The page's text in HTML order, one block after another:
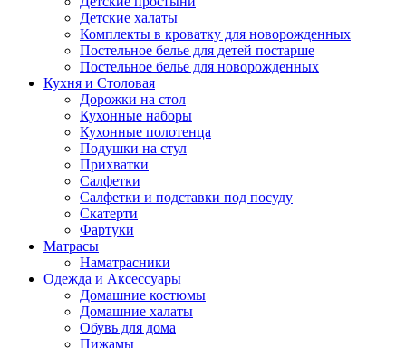
Детские халаты
Комплекты в кроватку для новорожденных
Постельное белье для детей постарше
Постельное белье для новорожденных
Кухня и Столовая
Дорожки на стол
Кухонные наборы
Кухонные полотенца
Подушки на стул
Прихватки
Салфетки
Салфетки и подставки под посуду
Скатерти
Фартуки
Матрасы
Наматрасники
Одежда и Аксессуары
Домашние костюмы
Домашние халаты
Обувь для дома
Пижамы